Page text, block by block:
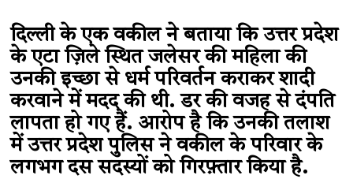
दिल्ली के एक वकील ने बताया कि उत्तर प्रदेश
के एटा ज़िले स्थित जलेसर की महिला की
उनकी इच्छा से धर्म परिवर्तन कराकर शादी
करवाने में मदद की थी. डर की वजह से दंपति
लापता हो गए हैं. आरोप है कि उनकी तलाश
में उत्तर प्रदेश पुलिस ने वकील के परिवार के
लगभग दस सदस्यों को गिरफ़्तार किया है.